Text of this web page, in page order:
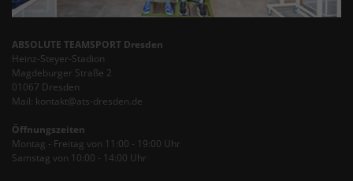
ABSOLUTE TEAMSPORT Dresden
Heinz-Steyer-Stadion
Magdeburger Straße 2
01067 Dresden
Mail: kontakt@ats-dresden.de
Öffnungszeiten
Montag - Freitag von 11:00 - 19:00 Uhr
Samstag von 10:00 - 14:00 Uhr